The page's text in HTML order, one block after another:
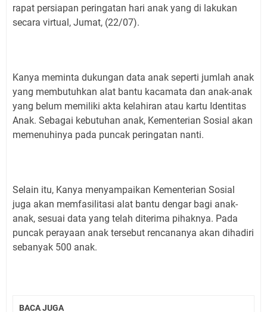
rapat persiapan peringatan hari anak yang di lakukan
secara virtual, Jumat, (22/07).
Kanya meminta dukungan data anak seperti jumlah anak
yang membutuhkan alat bantu kacamata dan anak-anak
yang belum memiliki akta kelahiran atau kartu Identitas
Anak. Sebagai kebutuhan anak, Kementerian Sosial akan
memenuhinya pada puncak peringatan nanti.
Selain itu, Kanya menyampaikan Kementerian Sosial
juga akan memfasilitasi alat bantu dengar bagi anak-
anak, sesuai data yang telah diterima pihaknya. Pada
puncak perayaan anak tersebut rencananya akan dihadiri
sebanyak 500 anak.
BACA JUGA